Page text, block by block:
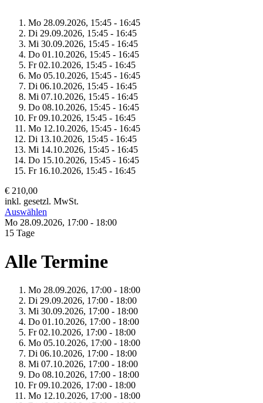
Mo 28.09.2026, 15:45 - 16:45
Di 29.09.2026, 15:45 - 16:45
Mi 30.09.2026, 15:45 - 16:45
Do 01.10.2026, 15:45 - 16:45
Fr 02.10.2026, 15:45 - 16:45
Mo 05.10.2026, 15:45 - 16:45
Di 06.10.2026, 15:45 - 16:45
Mi 07.10.2026, 15:45 - 16:45
Do 08.10.2026, 15:45 - 16:45
Fr 09.10.2026, 15:45 - 16:45
Mo 12.10.2026, 15:45 - 16:45
Di 13.10.2026, 15:45 - 16:45
Mi 14.10.2026, 15:45 - 16:45
Do 15.10.2026, 15:45 - 16:45
Fr 16.10.2026, 15:45 - 16:45
€ 210,00
inkl. gesetzl. MwSt.
Auswählen
Mo 28.09.2026, 17:00 - 18:00
15 Tage
Alle Termine
Mo 28.09.2026, 17:00 - 18:00
Di 29.09.2026, 17:00 - 18:00
Mi 30.09.2026, 17:00 - 18:00
Do 01.10.2026, 17:00 - 18:00
Fr 02.10.2026, 17:00 - 18:00
Mo 05.10.2026, 17:00 - 18:00
Di 06.10.2026, 17:00 - 18:00
Mi 07.10.2026, 17:00 - 18:00
Do 08.10.2026, 17:00 - 18:00
Fr 09.10.2026, 17:00 - 18:00
Mo 12.10.2026, 17:00 - 18:00